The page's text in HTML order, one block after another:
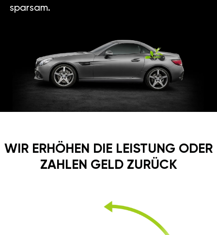
sparsam.
WIR ERHÖHEN DIE LEISTUNG ODER
ZAHLEN GELD ZURÜCK